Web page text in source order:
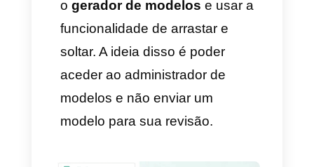
1) Inicie o processo para criar
um modelo
– Vá àconfiguração do seu